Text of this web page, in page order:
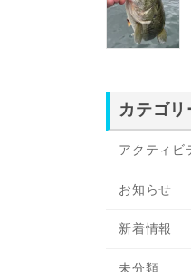
カテゴリ
アクティビ
お知らせ
新着情報
未分類